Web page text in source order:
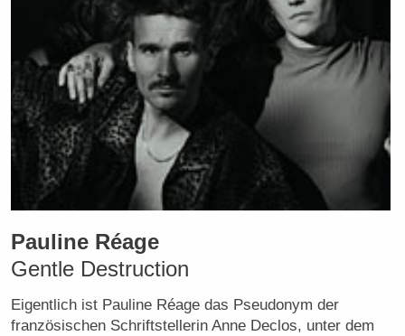
Pauline Réage
Gentle Destruction
Eigentlich ist Pauline Réage das Pseudonym der
französischen Schriftstellerin Anne Declos, unter dem